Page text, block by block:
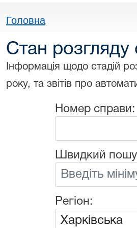
Головна
Стан розгляду
Інформація щодо стадій
року, та звітів про
Номер справи:
Швидкий
Регіон: